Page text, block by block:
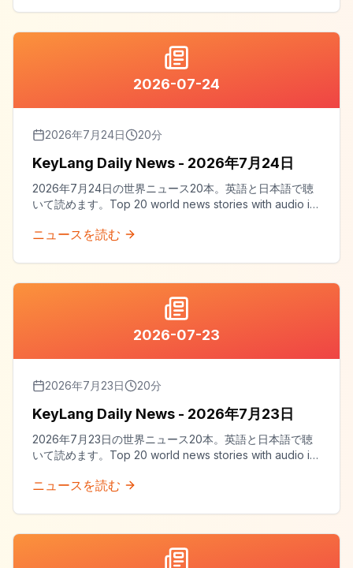
2026-07-24
2026年7月24日 20分
KeyLang Daily News - 2026年7月24日
2026年7月24日の世界ニュース20本。英語と日本語で聴
いて読めます。Top 20 world news stories with audio in
ニュースを読む
2026-07-23
2026年7月23日 20分
KeyLang Daily News - 2026年7月23日
2026年7月23日の世界ニュース20本。英語と日本語で聴
いて読めます。Top 20 world news stories with audio in
ニュースを読む